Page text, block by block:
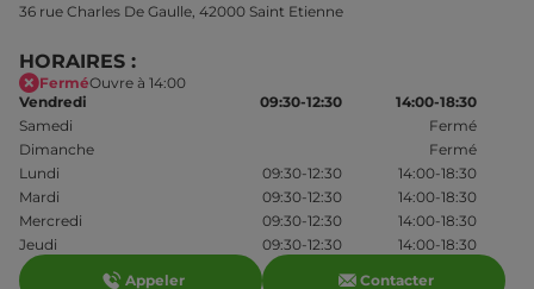
36 rue Charles De Gaulle, 42000 Saint Etienne
HORAIRES :
FerméOuvre à 14:00
Vendredi
09:30-12:30
14:00-18:30
Samedi
Fermé
Dimanche
Fermé
Lundi
09:30-12:30
14:00-18:30
Mardi
09:30-12:30
14:00-18:30
Mercredi
09:30-12:30
14:00-18:30
Jeudi
09:30-12:30
14:00-18:30
Appeler
Contacter